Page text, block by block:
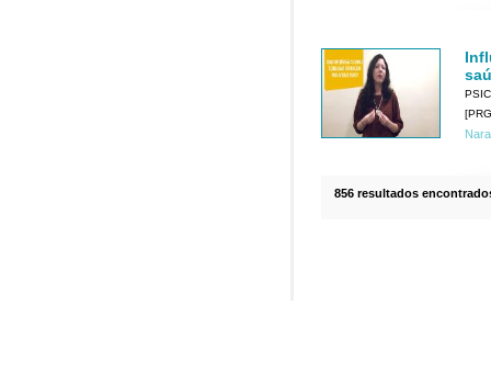
856 resultados